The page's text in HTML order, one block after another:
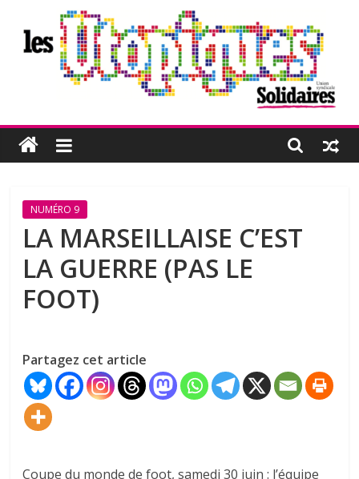
contenu
Les
Utopiques
Revue
réflexion
éditée
par
l'Union
NUMÉRO 9
LA MARSEILLAISE C’EST
LA GUERRE (PAS LE
FOOT)
Partagez cet article
Coupe du monde de foot, samedi 30 juin : l’équipe